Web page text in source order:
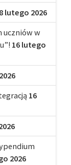
lutego 2026
uczniów w
16 lutego
16
2026